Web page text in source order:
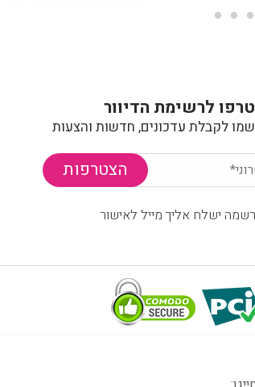
לרשימת הדיוור
לקבלת עדכונים, חדשות והצעות
ישלח אליך מייל לאישור